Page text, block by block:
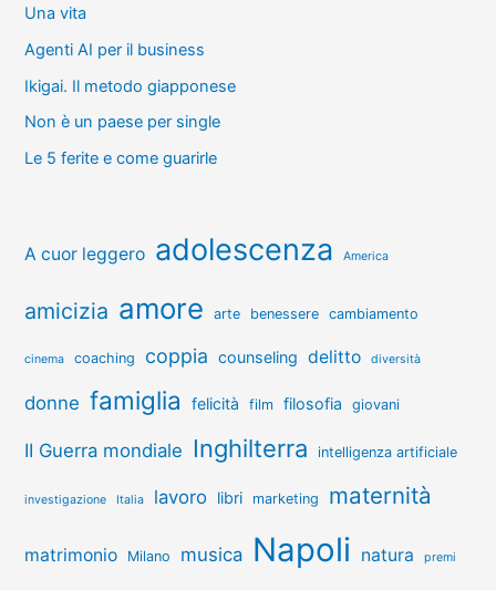
Una vita
Agenti AI per il business
Ikigai. Il metodo giapponese
Non è un paese per single
Le 5 ferite e come guarirle
A cuor leggero adolescenza America
amicizia amore arte benessere cambiamento
cinema coaching coppia counseling delitto diversità
donne famiglia felicità film filosofia giovani
II Guerra mondiale Inghilterra intelligenza artificiale
investigazione Italia lavoro libri marketing maternità
matrimonio Milano musica Napoli natura premi